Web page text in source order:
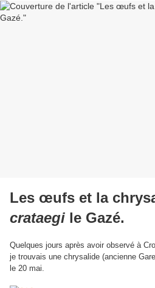
Les œufs et la
crataegi le Gazé.
Quelques jours après avoir observé à
je trouvais une chrysalide (ancienne
le 20 mai.